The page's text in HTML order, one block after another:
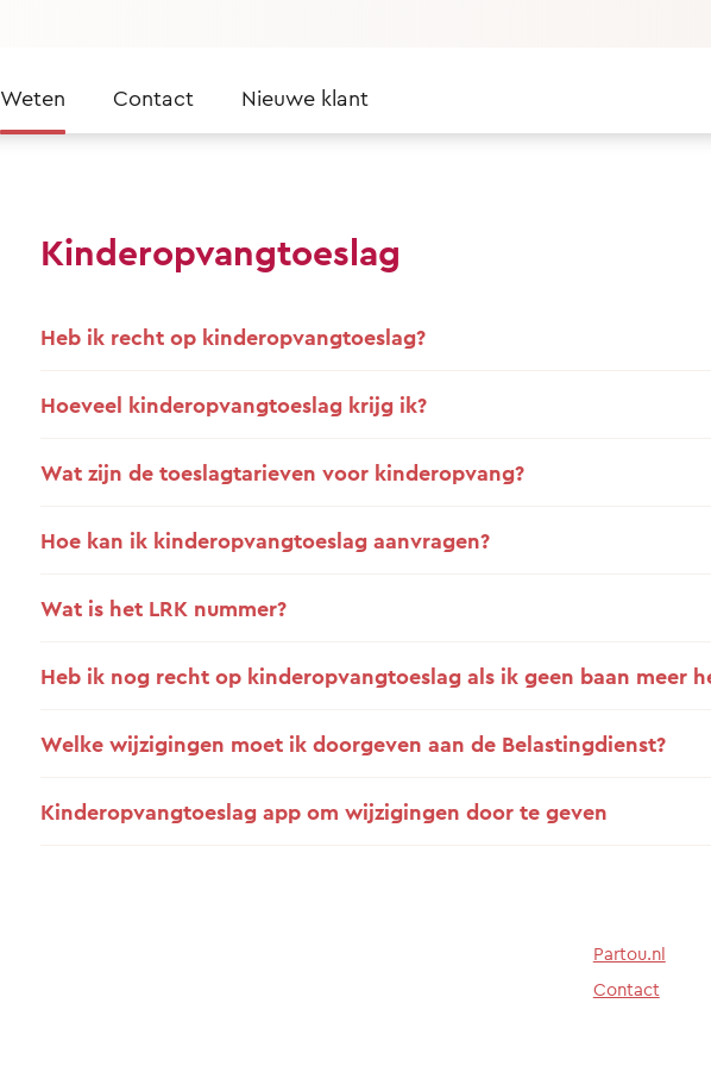
Weten Contact Nieuwe klant
Kinderopvangtoeslag
Heb ik recht op kinderopvangtoeslag?
Hoeveel kinderopvangtoeslag krijg ik?
Wat zijn de toeslagtarieven voor kinderopvang?
Hoe kan ik kinderopvangtoeslag aanvragen?
Wat is het LRK nummer?
Heb ik nog recht op kinderopvangtoeslag als ik geen baan meer
Welke wijzigingen moet ik doorgeven aan de Belastingdienst?
Kinderopvangtoeslag app om wijzigingen door te geven
Partou.nl
Contact